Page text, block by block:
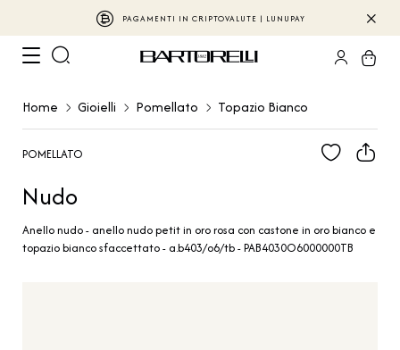
PAGAMENTI IN CRIPTOVALUTE | LUNUPAY
Home Gioielli Pomellato Topazio Bianco
POMELLATO
Nudo
Anello nudo - anello nudo petit in oro rosa con castone in oro bianco e
topazio bianco sfaccettato - a.b403/o6/tb - PAB4030O6000000TB